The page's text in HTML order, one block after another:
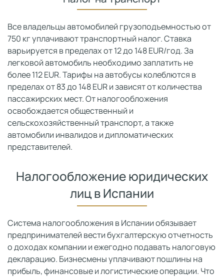
Все владельцы автомобилей грузоподъемностью от
750 кг уплачивают транспортный налог. Ставка
варьируется в пределах от 12 до 148 EUR/год. За
легковой автомобиль необходимо заплатить не
более 112 EUR. Тарифы на автобусы колеблются в
пределах от 83 до 148 EUR и зависят от количества
пассажирских мест. От налогообложения
освобождается общественный и
сельскохозяйственный транспорт, а также
автомобили инвалидов и дипломатических
представителей.
Налогообложение юридических
лиц в Испании
Система налогообложения в Испании обязывает
предпринимателей вести бухгалтерскую отчетность
о доходах компании и ежегодно подавать налоговую
декларацию. Бизнесмены уплачивают пошлины на
прибыль, финансовые и логистические операции. Что